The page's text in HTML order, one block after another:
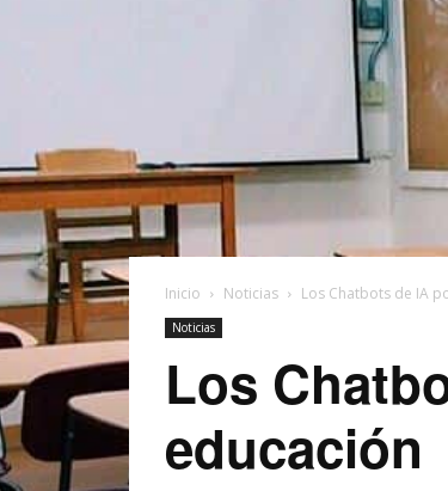
Inicio Noticias Los Chatbots de IA
Noticias
Los
educación